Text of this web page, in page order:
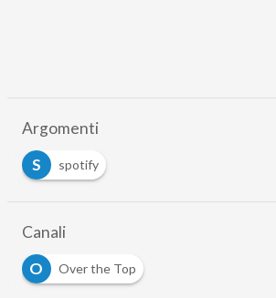
Argomenti
S
spotify
Canali
O
Over the Top